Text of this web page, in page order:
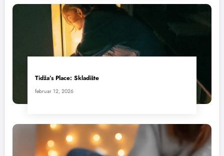
Tidža’s Place: Skladište
februar 12, 2026